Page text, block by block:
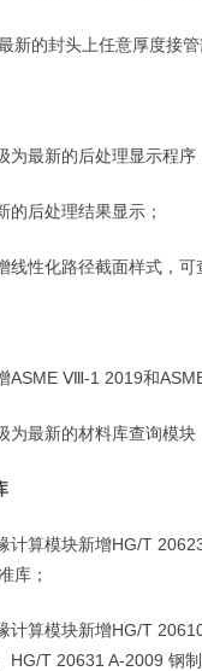
新的封头上任意厚度接
为最新的后处理显示程序
的后处理结果显示；
线性化路径截面样式，可
ASME Ⅷ-1 2019和
为最新的材料库查询模块
计算模块新增HG/T
库；
计算模块新增HG/T
HG/T 20631 A-2009 钢